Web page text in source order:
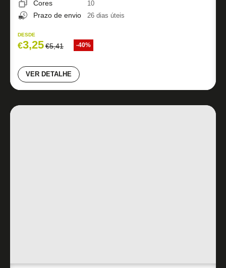
Cores 10
Prazo de envio 26 dias úteis
DESDE
€3,25€5,41 -40%
VER DETALHE